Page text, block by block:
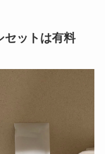
ットは有料